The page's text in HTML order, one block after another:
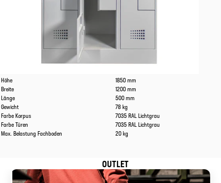
Eigenschaften
Höhe
1850 mm
Breite
1200 mm
Länge
500 mm
Gewicht
78 kg
Farbe Korpus
7035 RAL Lichtgrau
Farbe Türen
7035 RAL Lichtgrau
Max. Belastung Fachboden
20 kg
OUTLET